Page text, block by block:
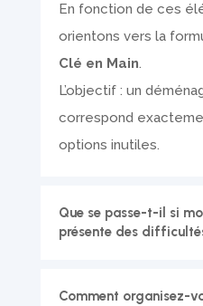
En fonction de ces
orientons vers la
Clé en Main.
L’objectif : un
correspond
options inutiles.
Que se passe-t-il si
présente des
Comment organisez-